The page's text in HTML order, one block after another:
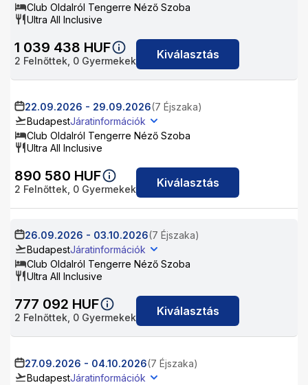
Club Oldalról Tengerre Néző Szoba
Ultra All Inclusive
1 039 438 HUF
2 Felnőttek, 0 Gyermekek Kiválasztás
22.09.2026 - 29.09.2026(7 Éjszaka)
BudapestJáratinformációk
Club Oldalról Tengerre Néző Szoba
Ultra All Inclusive
890 580 HUF
2 Felnőttek, 0 Gyermekek Kiválasztás
26.09.2026 - 03.10.2026(7 Éjszaka)
BudapestJáratinformációk
Club Oldalról Tengerre Néző Szoba
Ultra All Inclusive
777 092 HUF
2 Felnőttek, 0 Gyermekek Kiválasztás
27.09.2026 - 04.10.2026(7 Éjszaka)
BudapestJáratinformációk